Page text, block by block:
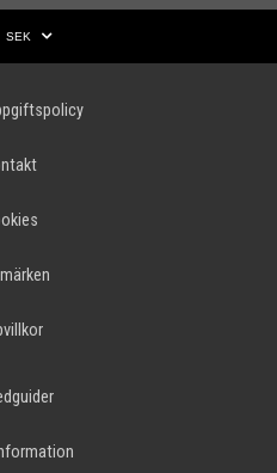
SEK